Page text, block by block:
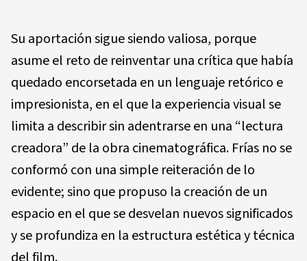
Su aportación sigue siendo valiosa, porque
asume el reto de reinventar una crítica que había
quedado encorsetada en un lenguaje retórico e
impresionista, en el que la experiencia visual se
limita a describir sin adentrarse en una “lectura
creadora” de la obra cinematográfica. Frías no se
conformó con una simple reiteración de lo
evidente; sino que propuso la creación de un
espacio en el que se desvelan nuevos significados
y se profundiza en la estructura estética y técnica